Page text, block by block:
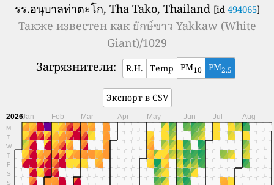
รร.อนุบาลท่าตะโก, Tha Tako, Thailand [id 494065]
Также известен какยักษ์ขาว Yakkaw (White
Giant)/1029
Загрязнители:
R.H. Temp PM10 PM2.5
Экспорт в CSV
2026
M
T
W
T
F
S
S
Jan Feb Mar Apr May Jun Jul Aug